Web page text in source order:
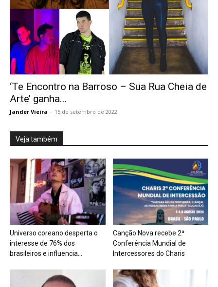
‘Te Encontro na Barroso – Sua Rua Cheia de
Arte’ ganha...
Jander Vieira - 15 de setembro de 2022
Veja também
Universo coreano desperta o
interesse de 76% dos
brasileiros e influencia...
Canção Nova recebe 2ª
Conferência Mundial de
Intercessores do Charis